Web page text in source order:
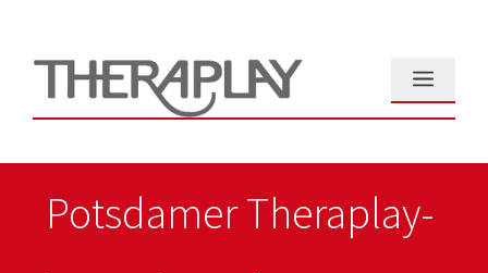
springen
Menü
Potsdamer Theraplay-